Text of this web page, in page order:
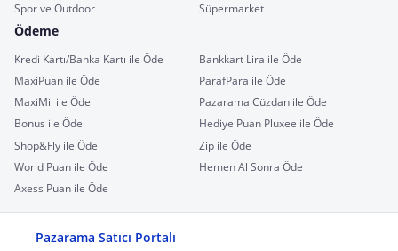
Spor ve Outdoor
Süpermarket
Ödeme
Kredi Kartı/Banka Kartı ile Öde
Bankkart Lira ile Öde
MaxiPuan ile Öde
ParafPara ile Öde
MaxiMil ile Öde
Pazarama Cüzdan ile Öde
Bonus ile Öde
Hediye Puan Pluxee ile Öde
Shop&Fly ile Öde
Zip ile Öde
World Puan ile Öde
Hemen Al Sonra Öde
Axess Puan ile Öde
Pazarama Satıcı Portalı